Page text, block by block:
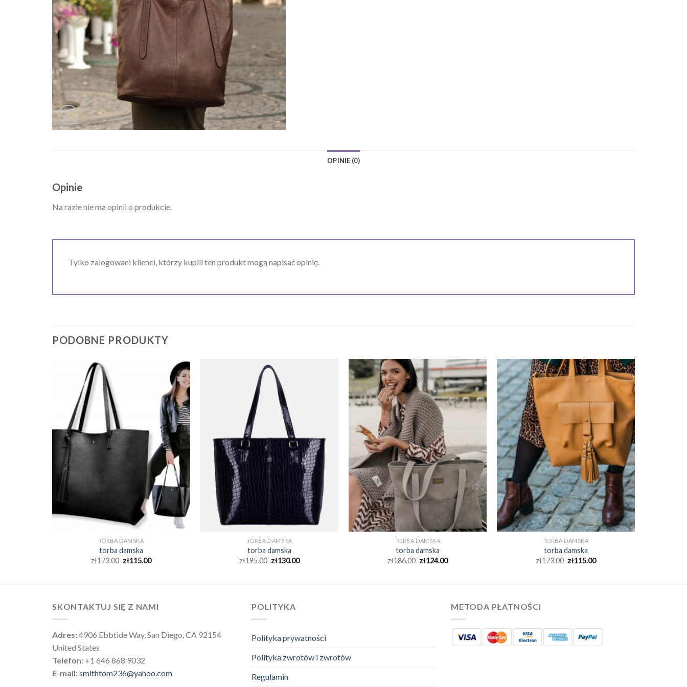
OPINIE (0)
Opinie
Na razie nie ma opinii o produkcie.
Tylko zalogowani klienci, którzy kupili ten produkt mogą napisać opinię.
PODOBNE PRODUKTY
TORBA DAMSKA
torba damska
zł173.00 zł115.00
TORBA DAMSKA
torba damska
zł195.00 zł130.00
TORBA DAMSKA
torba damska
zł186.00 zł124.00
TORBA DAMSKA
torba damska
zł173.00 zł115.00
SKONTAKTUJ SIĘ Z NAMI
Adres:4906 Ebbtide Way, San Diego, CA 92154
United States
Telefon: +1 646 868 9032
E-mail:smithtom236@yahoo.com
POLITYKA
Polityka prywatności
Polityka zwrotów i zwrotów
Regulamin
METODA PŁATNOŚCI